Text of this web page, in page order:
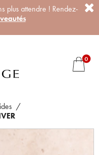
plus attendre ! Rendez-
0
/